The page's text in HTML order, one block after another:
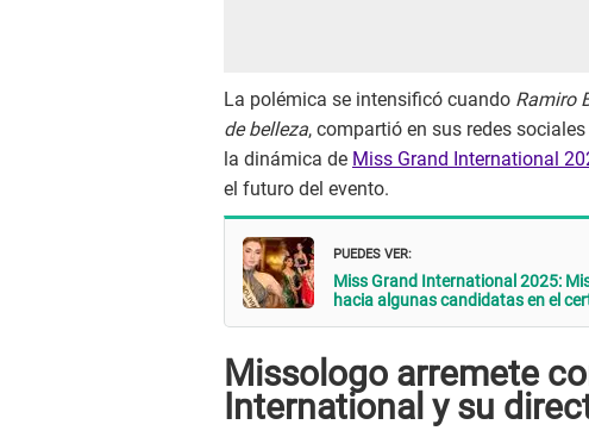
La polémica se intensificó cuando Ramiro
de belleza, compartió en sus redes
la dinámica de Miss Grand International
el futuro del evento.
PUEDES VER:
Miss Grand International 2025:
hacia algunas candidatas en el
Missologo arremete
International y su